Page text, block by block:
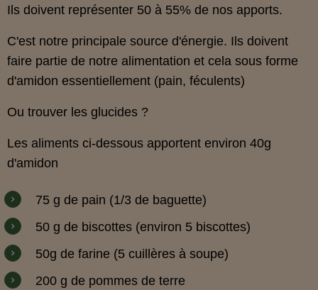
Ils doivent représenter 50 à 55% de nos apports.
C'est notre principale source d'énergie. Ils doivent
faire partie de notre alimentation et cela sous forme
d'amidon essentiellement (pain, féculents)
Ou trouver les glucides ?
Les aliments ci-dessous apportent environ 40g
d'amidon
75 g de pain (1/3 de baguette)
50 g de biscottes (environ 5 biscottes)
50g de farine (5 cuillères à soupe)
200 g de pommes de terre